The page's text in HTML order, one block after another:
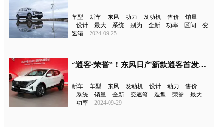
车型 新车 东风 动力 发动机 售价
销量
设计
最大 系统 别为 全新 功率 区间
变
速箱
2024-09-25
“逍客·荣誉”！东风日产新款逍客首发亮相
新车 车型 东风 发动机 设计 动力
售价
系统
销量 全新 变速箱 造型 荣誉
最大
功率
2024-09-29